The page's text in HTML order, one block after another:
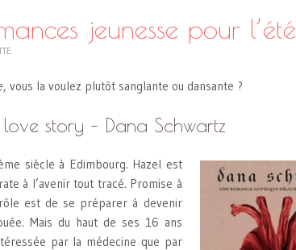
jeunesse pour l’été
vous la voulez plutôt sanglante ou dansante ?
story – Dana Schwartz
siècle à Edimbourg. Hazel est
à l’avenir tout tracé. Promise à
est de se préparer à devenir
Mais du haut de ses 16 ans
par la médecine que par